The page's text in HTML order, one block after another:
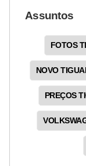
Assuntos
FOTOS
NOVO
PREÇOS